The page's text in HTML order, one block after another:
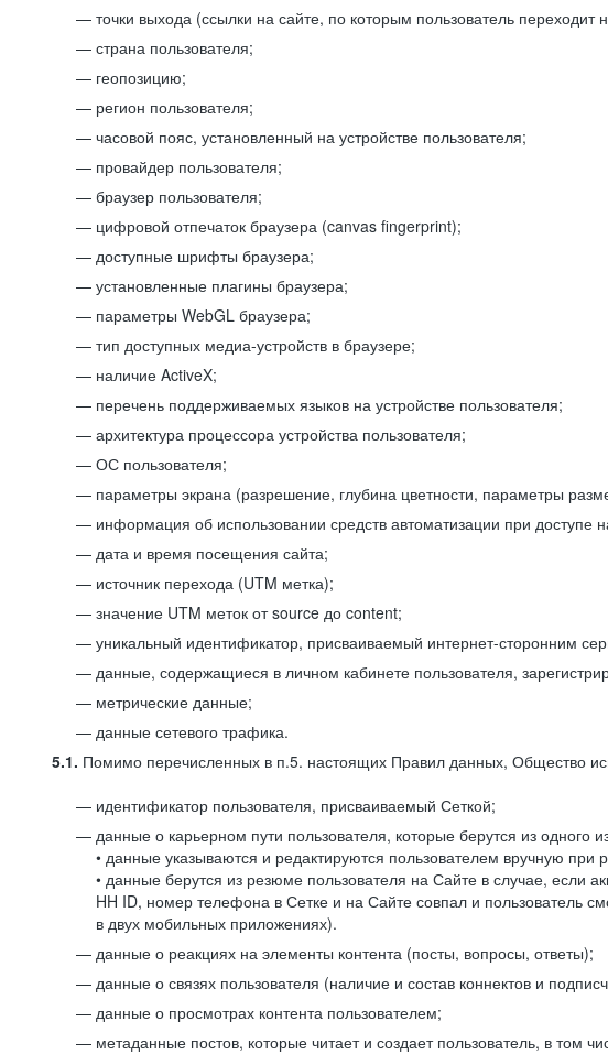
точки выхода (ссылки на сайте, по которым пользователь переходит
страна пользователя;
геопозицию;
регион пользователя;
часовой пояс, установленный на устройстве пользователя;
провайдер пользователя;
браузер пользователя;
цифровой отпечаток браузера (canvas fingerprint);
доступные шрифты браузера;
установленные плагины браузера;
параметры WebGL браузера;
тип доступных медиа-устройств в браузере;
наличие ActiveX;
перечень поддерживаемых языков на устройстве пользователя;
архитектура процессора устройства пользователя;
ОС пользователя;
параметры экрана (разрешение, глубина цветности, параметры
информация об использовании средств автоматизации при доступе
дата и время посещения сайта;
источник перехода (UTM метка);
значение UTM меток от source до content;
уникальный идентификатор, присваиваемый интернет-сторонним
данные, содержащиеся в личном кабинете пользователя,
метрические данные;
данные сетевого трафика.
5.1. Помимо перечисленных в п.5. настоящих Правил данных, Общество
идентификатор пользователя, присваиваемый Сеткой;
данные о карьерном пути пользователя, которые берутся из одного
• данные указываются и редактируются пользователем вручную при
• данные берутся из резюме пользователя на Сайте в случае, если
HH ID, номер телефона в Сетке и на Сайте совпал и пользователь
в двух мобильных приложениях).
данные о реакциях на элементы контента (посты, вопросы, ответы);
данные о связях пользователя (наличие и состав коннектов и
данные о просмотрах контента пользователем;
метаданные постов, которые читает и создает пользователь, в том